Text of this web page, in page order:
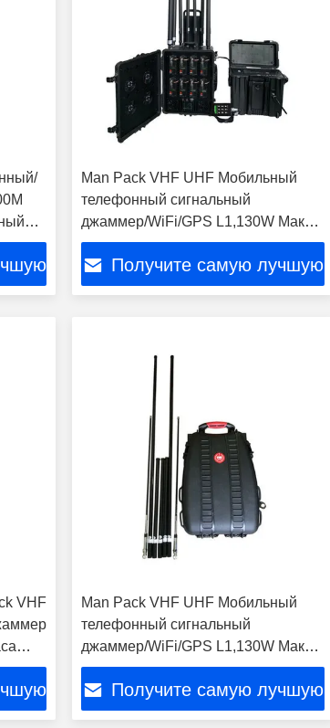
Man Pack VHF UHF Мобильный
телефонный сигнальный
джаммер/WiFi/GPS L1,130W Макс 5
полос,1-2 часа Встроенная
батареяПолучите самую лучшую
VHF
Man Pack VHF UHF Мобильный
телефонный сигнальный
джаммер/WiFi/GPS L1,130W Макс 5
полос,1-2 часа Встроенная
батареяПолучите самую лучшую